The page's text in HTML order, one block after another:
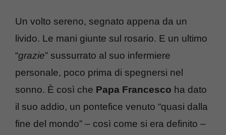
Un volto sereno, segnato appena da un
livido. Le mani giunte sul rosario. E un ultimo
“grazie” sussurrato al suo infermiere
personale, poco prima di spegnersi nel
sonno. È così che Papa Francesco ha dato
il suo addio, un pontefice venuto “quasi dalla
fine del mondo” – così come si era definito –